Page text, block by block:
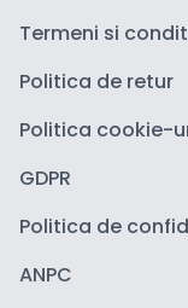
Termeni si
Politica de retur
Politica cookie-
GDPR
Politica de
ANPC